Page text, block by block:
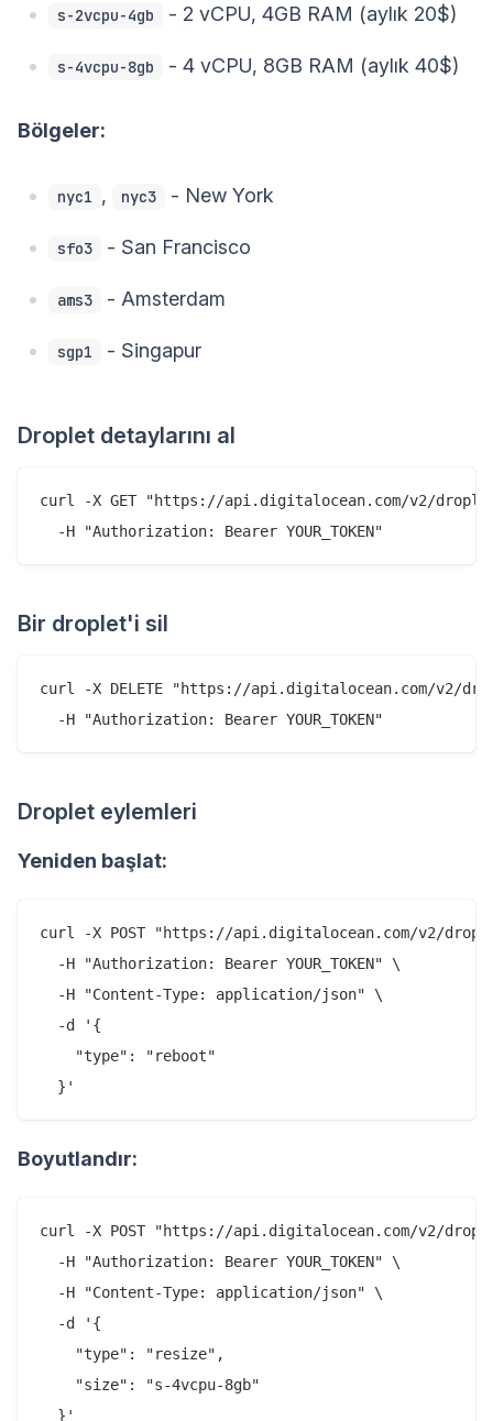
s-2vcpu-4gb - 2 vCPU, 4GB RAM (aylık 20$)
s-4vcpu-8gb - 4 vCPU, 8GB RAM (aylık 40$)
Bölgeler:
nyc1 , nyc3 - New York
sfo3 - San Francisco
ams3 - Amsterdam
sgp1 - Singapur
Droplet detaylarını al
curl -X GET "https://api.digitalocean.com/v2/
Bir droplet'i sil
curl -X DELETE "https://api.digitalocean.com/v2/
Droplet eylemleri
Yeniden başlat:
curl -X POST "https://api.digitalocean.com/v2/
  -H "Authorization: Bearer YOUR_TOKEN" \
  -H "Content-Type: application/json" \
  -d '{
    "type": "reboot"
Boyutlandır:
curl -X POST "https://api.digitalocean.com/v2/
  -H "Authorization: Bearer YOUR_TOKEN" \
  -H "Content-Type: application/json" \
  -d '{
    "type": "resize",
    "size": "s-4vcpu-8gb"